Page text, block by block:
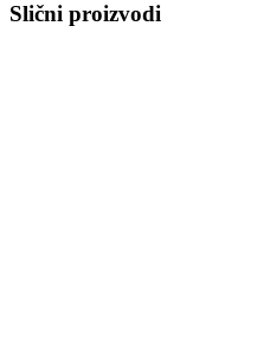
Slični proizvodi